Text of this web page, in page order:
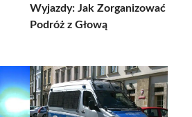
Wyjazdy: Jak Zorganizować
Podróż z Głową